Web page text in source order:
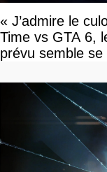
« J’admire le
Time vs GTA 6,
prévu semble